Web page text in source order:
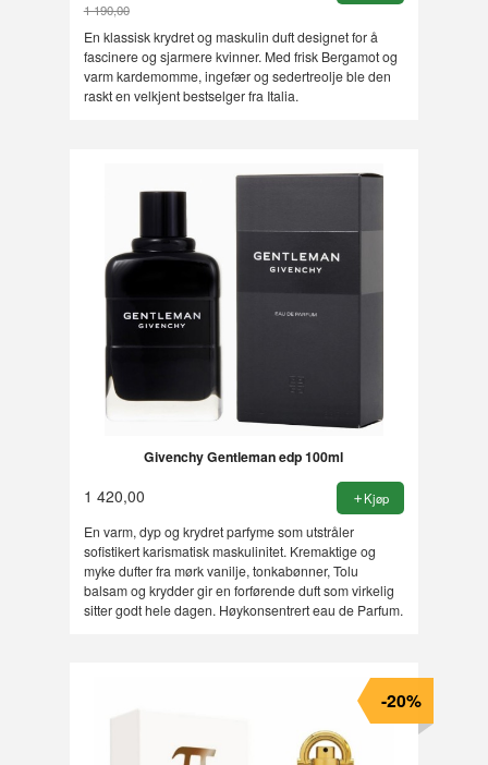
1 190,00
Rabatt
En klassisk krydret og maskulin duft designet for å
fascinere og sjarmere kvinner. Med frisk Bergamot og
varm kardemomme, ingefær og sedertreolje ble den
raskt en velkjent bestselger fra Italia.
Givenchy Gentleman edp 100ml
1 420,00 Kjøp
En varm, dyp og krydret parfyme som utstråler
sofistikert karismatisk maskulinitet. Kremaktige og
myke dufter fra mørk vanilje, tonkabønner, Tolu
balsam og krydder gir en forførende duft som virkelig
sitter godt hele dagen. Høykonsentrert eau de Parfum.
-20%